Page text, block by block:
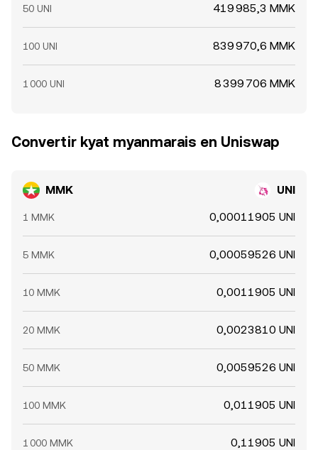
50 UNI 419 985,3 MMK
100 UNI 839 970,6 MMK
1 000 UNI 8 399 706 MMK
Convertir kyat myanmarais en Uniswap
MMK UNI
1 MMK 0,00011905 UNI
5 MMK 0,00059526 UNI
10 MMK 0,0011905 UNI
20 MMK 0,0023810 UNI
50 MMK 0,0059526 UNI
100 MMK 0,011905 UNI
1 000 MMK 0,11905 UNI